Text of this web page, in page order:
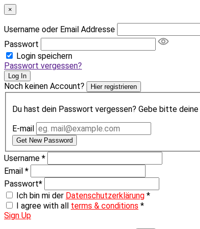
×
Username oder Email Addresse
Passwort
Login speichern
Passwort vergessen?
Log In
Noch keinen Account? Hier registrieren
Du hast dein Passwort vergessen? Gebe bitte
E-mail
Get New Password
Username *
Email *
Passwort*
Ich bin mi der Datenschutzerklärung *
I agree with all terms & conditions *
Sign Up